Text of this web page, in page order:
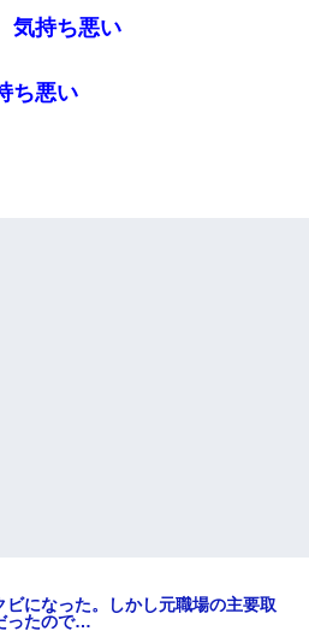
気持ち悪い
ち悪い
になった。しかし元職場の主要取
ったので…